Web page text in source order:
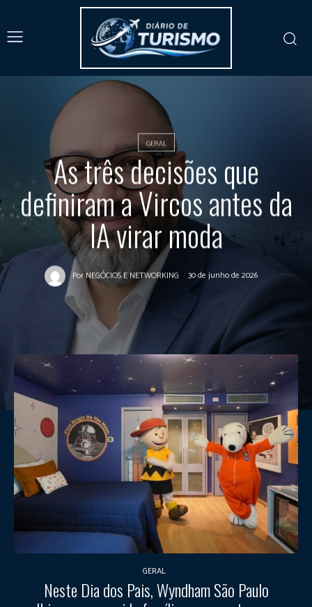
GERAL
As três decisões que
definiram a Vircos antes da
IA virar moda
PorNEGÓCIOS E NETWORKING 30 de junho de 2026
GERAL
Neste Dia dos Pais, Wyndham São Paulo